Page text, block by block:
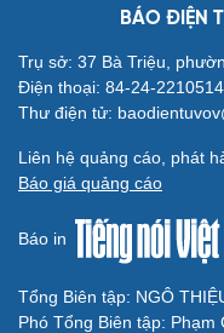
Cải chính
BÁO ĐIỆN
Trụ sở: 37 Bà Triệu,
Điện thoại: 84-24-
Thư điện tử:
Liên hệ quảng cáo, phát
Báo giá quảng cáo
Báo in
Tổng Biên tập: NGÔ
Phó Tổng Biên tập: